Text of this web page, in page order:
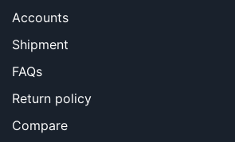
Accounts
Shipment
FAQs
Return policy
Compare